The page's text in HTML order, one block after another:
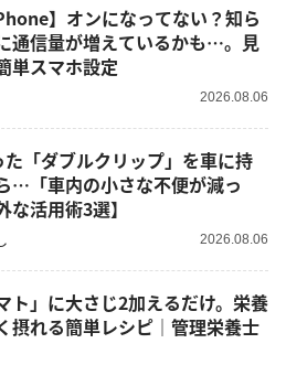
通信量が増えているかも…。見
単スマホ設定
2026.08.06
…「車内の小さな不便が減っ
な活用術3選】
2026.08.06
ト」に大さじ2加えるだけ。栄養
摂れる簡単レシピ｜管理栄養士